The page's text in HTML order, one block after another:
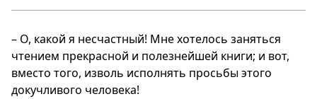
– О, какой я несчастный! Мне хотелось заняться
чтением прекрасной и полезнейшей книги; и вот,
вместо того, изволь исполнять просьбы этого
докучливого человека!